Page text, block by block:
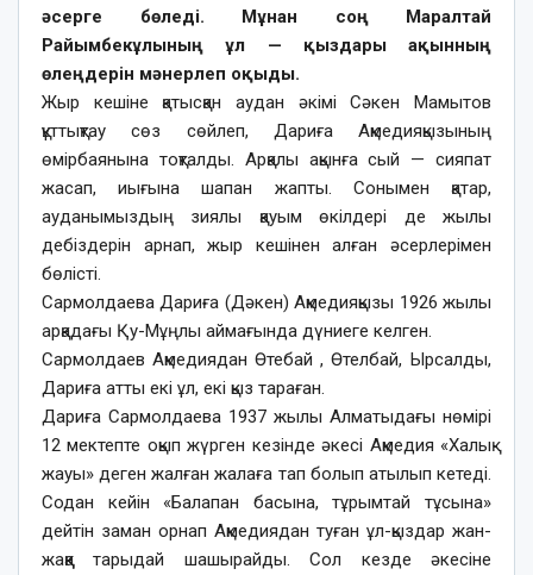
әсерге бөледі. Мұнан соң Маралтай
Райымбекұлының ұл — қыздары ақынның
өлеңдерін мәнерлеп оқыды.
Жыр кешіне қатысқан аудан әкімі Сәкен Мамытов
құттықтау сөз сөйлеп, Дариға Ақмедияқызының
өмірбаянына тоқталды. Арқалы ақынға сый — сияпат
жасап, иығына шапан жапты. Сонымен қатар,
ауданымыздың зиялы қауым өкілдері де жылы
дебіздерін арнап, жыр кешінен алған әсерлерімен
бөлісті.
Сармолдаева Дариға (Дәкен) Ақмедияқызы 1926 жылы
арқадағы Қу-Мұңлы аймағында дүниеге келген.
Сармолдаев Ақмедиядан Өтебай , Өтелбай, Ырсалды,
Дариға атты екі ұл, екі қыз тараған.
Дариға Сармолдаева 1937 жылы Алматыдағы нөмірі
12 мектепте оқып жүрген кезінде әкесі Ақмедия «Халық
жауы» деген жалған жалаға тап болып атылып кетеді.
Содан кейін «Балапан басына, тұрымтай тұсына»
дейтін заман орнап Ақмедиядан туған ұл-қыздар жан-
жаққа тарыдай шашырайды. Сол кезде әкесіне